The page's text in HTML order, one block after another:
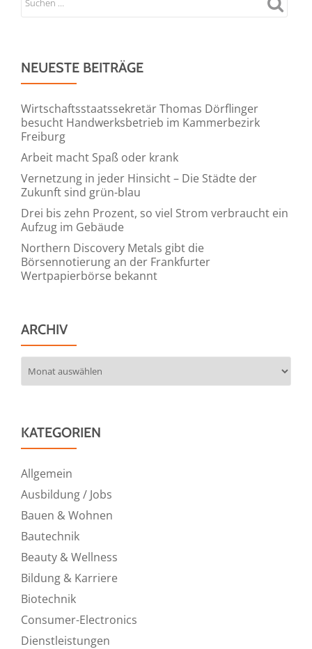
NEUESTE BEITRÄGE
Wirtschaftsstaatssekretär Thomas Dörflinger
besucht Handwerksbetrieb im Kammerbezirk
Freiburg
Arbeit macht Spaß oder krank
Vernetzung in jeder Hinsicht – Die Städte der
Zukunft sind grün-blau
Drei bis zehn Prozent, so viel Strom verbraucht ein
Aufzug im Gebäude
Northern Discovery Metals gibt die
Börsennotierung an der Frankfurter
Wertpapierbörse bekannt
ARCHIV
KATEGORIEN
Allgemein
Ausbildung / Jobs
Bauen & Wohnen
Bautechnik
Beauty & Wellness
Bildung & Karriere
Biotechnik
Consumer-Electronics
Dienstleistungen